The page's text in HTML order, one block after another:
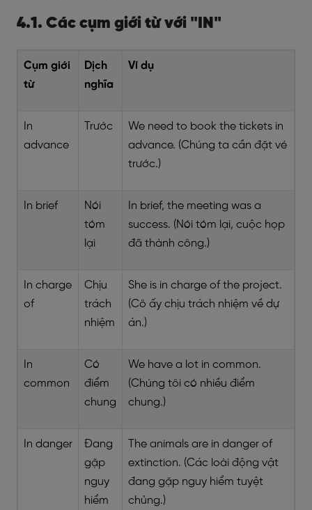
4.1. Các cụm giới từ với "IN"
Cụm giới
từ
Dịch
nghĩa
Ví dụ
In
advance
Trước
We need to book the tickets in
advance. (Chúng ta cần đặt vé
trước.)
In brief
Nói
tóm
lại
In brief, the meeting was a
success. (Nói tóm lại, cuộc họp
đã thành công.)
In charge
of
Chịu
trách
nhiệm
She is in charge of the project.
(Cô ấy chịu trách nhiệm về dự
án.)
In
common
Có
điểm
chung
We have a lot in common.
(Chúng tôi có nhiều điểm
chung.)
In danger
Đang
gặp
nguy
hiểm
The animals are in danger of
extinction. (Các loài động vật
đang gặp nguy hiểm tuyệt
chủng.)